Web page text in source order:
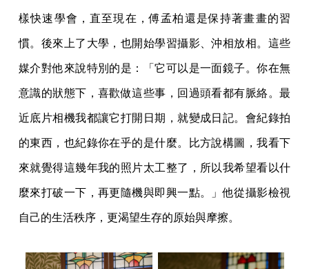
樣快速學會，直至現在，傅孟柏還是保持著畫畫的習
慣。後來上了大學，也開始學習攝影、沖相放相。這些
媒介對他來說特別的是：「它可以是一面鏡子。你在無
意識的狀態下，喜歡做這些事，回過頭看都有脈絡。最
近底片相機我都讓它打開日期，就變成日記。會紀錄拍
的東西，也紀錄你在乎的是什麼。比方說構圖，我看下
來就覺得這幾年我的照片太工整了，所以我希望看以什
麼來打破一下，再更隨機與即興一點。」他從攝影檢視
自己的生活秩序，更渴望生存的原始與摩擦。